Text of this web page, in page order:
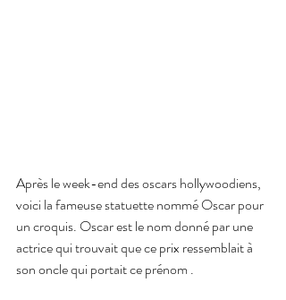
Après le week-end des oscars hollywoodiens,
voici la fameuse statuette nommé Oscar pour
un croquis. Oscar est le nom donné par une
actrice qui trouvait que ce prix ressemblait à
son oncle qui portait ce prénom .